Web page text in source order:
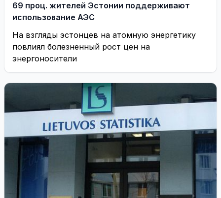
69 проц. жителей Эстонии поддерживают
использование АЭС
На взгляды эстонцев на атомную энергетику
повлиял болезненный рост цен на
энергоносители